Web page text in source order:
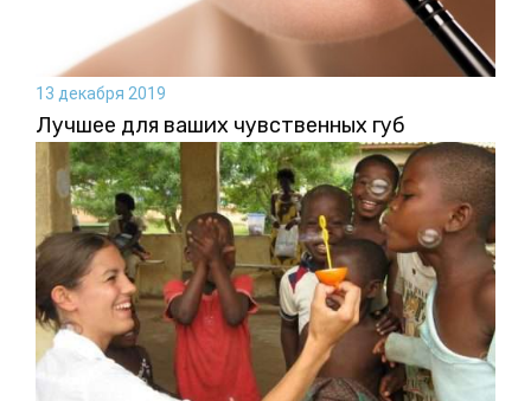
13 декабря 2019
Лучшее для ваших чувственных губ